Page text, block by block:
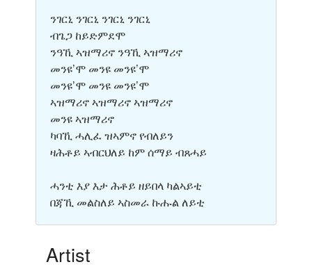
ንገርኒ ንገርኒ ንገርኒ ንገርኒ
ብጌጋ ከይድምደሞ
ንዓኺ ኣዝማሪኖ ንዓኺ ኣዝማሪኖ
መንዩ’ሞ መንዩ መንዩ’ሞ
መንዩ’ሞ መንዩ መንዩ’ሞ
ኣዝማሪኖ ኣዝማሪኖ ኣዝማሪኖ
መንዩ ኣዝማሪኖ
ካባኺ ሓሊፈ ዝኣምኖ የብለይን
ዛሕቶይ ኣብርህለይ ከም ሰማይ ብጸሓይ
ሓንቲ እያ እታ ሕቶይ ዘይበላ ካልኣይቲ
በጃኺ መልስለይ ኣስመራ ኩሑል ለይቲ
Artist